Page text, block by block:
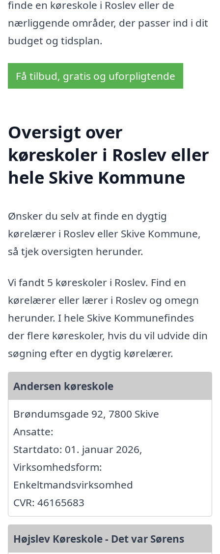
finde en køreskole i Roslev eller de
nærliggende områder, der passer ind i dit
budget og tidsplan.
Få tilbud, gratis og uforpligtende
Oversigt over
køreskoler i Roslev eller
hele Skive Kommune
Ønsker du selv at finde en dygtig
kørelærer i Roslev eller Skive Kommune,
så tjek oversigten herunder.
Vi fandt 5 køreskoler i Roslev. Find en
kørelærer eller lærer i Roslev og omegn
herunder. I hele Skive Kommunefindes
der flere køreskoler, hvis du vil udvide din
søgning efter en dygtig kørelærer.
Andersen køreskole
Brøndumsgade 92, 7800 Skive
Ansatte:
Startdato: 01. januar 2026,
Virksomhedsform:
Enkeltmandsvirksomhed
CVR: 46165683
Højslev Køreskole - Det var Sørens